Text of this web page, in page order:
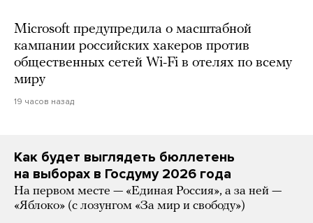
Microsoft предупредила о масштабной
кампании российских хакеров против
общественных сетей Wi-Fi в отелях по всему
миру
19 часов назад
Как будет выглядеть бюллетень
на выборах в Госдуму 2026 года
На первом месте — «Единая Россия», а за ней —
«Яблоко» (с лозунгом «За мир и свободу»)